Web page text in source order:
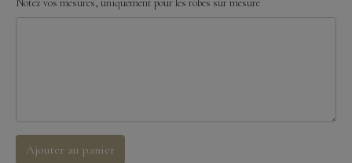
Notez vos mesures, uniquement pour les robes sur mesure
Ajouter au panier